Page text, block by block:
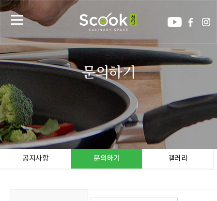
문의하기
공지사항 문의하기 갤러리